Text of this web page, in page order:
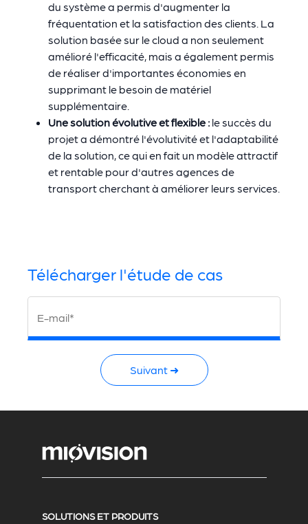
du système a permis d'augmenter la
fréquentation et la satisfaction des clients. La
solution basée sur le cloud a non seulement
amélioré l'efficacité, mais a également permis
de réaliser d'importantes économies en
supprimant le besoin de matériel
supplémentaire.
Une solution évolutive et flexible :le succès du
projet a démontré l'évolutivité et l'adaptabilité
de la solution, ce qui en fait un modèle attractif
et rentable pour d'autres agences de
transport cherchant à améliorer leurs services.
Télécharger l'étude de cas
E-mail*
Suivant ➜
SOLUTIONS ET PRODUITS